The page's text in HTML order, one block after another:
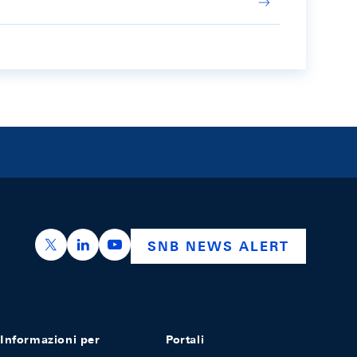
https://x.com/snb_bns
https://ch.linkedin.com/company/swiss-
https://www.youtube.com/
SNB NEWS ALERT
Informazioni per Portali